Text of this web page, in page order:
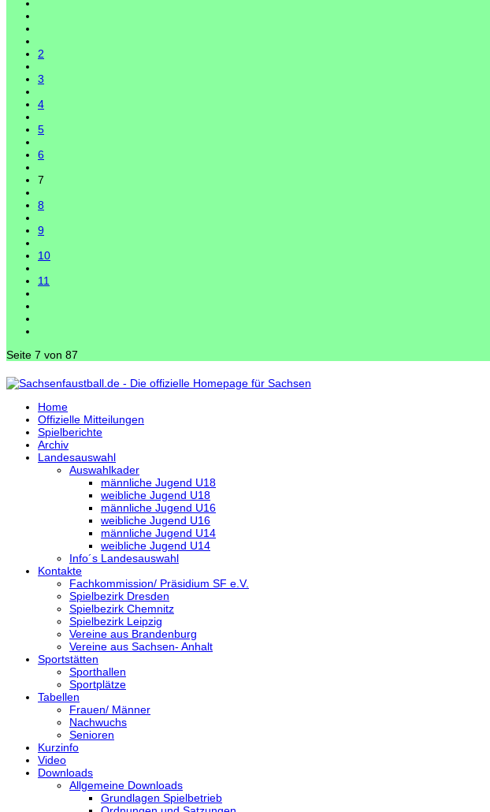
2
3
4
5
6
7
8
9
10
11
Seite 7 von 87
Home
Offizielle Mitteilungen
Spielberichte
Archiv
Landesauswahl
Auswahlkader
männliche Jugend U18
weibliche Jugend U18
männliche Jugend U16
weibliche Jugend U16
männliche Jugend U14
weibliche Jugend U14
Info´s Landesauswahl
Kontakte
Fachkommission/ Präsidium SF e.V.
Spielbezirk Dresden
Spielbezirk Chemnitz
Spielbezirk Leipzig
Vereine aus Brandenburg
Vereine aus Sachsen- Anhalt
Sportstätten
Sporthallen
Sportplätze
Tabellen
Frauen/ Männer
Nachwuchs
Senioren
Kurzinfo
Video
Downloads
Allgemeine Downloads
Grundlagen Spielbetrieb